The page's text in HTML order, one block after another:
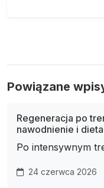
Powiązane
Regeneracja po
nawodnienie i
Po intensywnym
24 czerwca 2026